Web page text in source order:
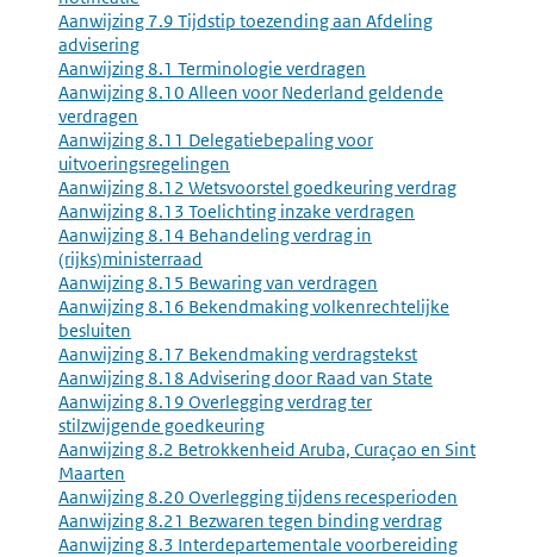
Aanwijzing 7.9 Tijdstip toezending aan Afdeling
advisering
Aanwijzing 8.1 Terminologie verdragen
Aanwijzing 8.10 Alleen voor Nederland geldende
verdragen
Aanwijzing 8.11 Delegatiebepaling voor
uitvoeringsregelingen
Aanwijzing 8.12 Wetsvoorstel goedkeuring verdrag
Aanwijzing 8.13 Toelichting inzake verdragen
Aanwijzing 8.14 Behandeling verdrag in
(rijks)ministerraad
Aanwijzing 8.15 Bewaring van verdragen
Aanwijzing 8.16 Bekendmaking volkenrechtelijke
besluiten
Aanwijzing 8.17 Bekendmaking verdragstekst
Aanwijzing 8.18 Advisering door Raad van State
Aanwijzing 8.19 Overlegging verdrag ter
stilzwijgende goedkeuring
Aanwijzing 8.2 Betrokkenheid Aruba, Curaçao en Sint
Maarten
Aanwijzing 8.20 Overlegging tijdens recesperioden
Aanwijzing 8.21 Bezwaren tegen binding verdrag
Aanwijzing 8.3 Interdepartementale voorbereiding